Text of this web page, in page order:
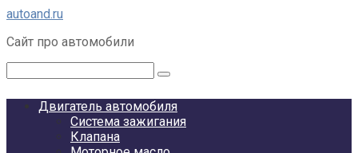
Перейти
контенту
autoand.ru
Сайт про автомобили
Двигатель автомобиля
Система зажигания
Клапана